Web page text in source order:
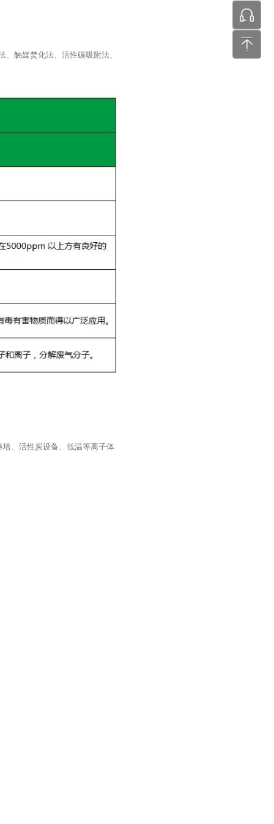
触媒焚化法、活性碳吸附法、
、活性炭设备、低温等离子体
张工